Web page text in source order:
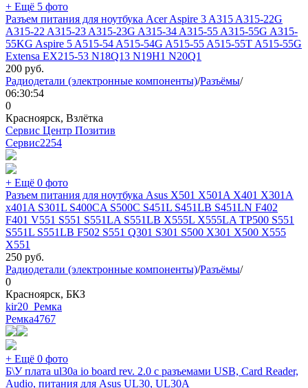
+ Ещё 5 фото
Разъем питания для ноутбука Acer Aspire 3 A315 A315-22G
A315-22 A315-23 A315-23G A315-34 A315-55 A315-55G A315-
55KG Aspire 5 A515-54 A515-54G A515-55 A515-55T A515-55G
Extensa EX215-53 N18Q13 N19H1 N20Q1
200 руб.
Радиодетали (электронные компоненты)/Разъёмы/
06:30:54
0
Красноярск, Взлётка
Сервис Центр Позитив
Сервис2254
+ Ещё 0 фото
Разъем питания для ноутбука Asus X501 X501A X401 X301A
x401A S301L S400CA S500C S451L S451LB S451LN F402
F401 V551 S551 S551LA S551LB X555L X555LA TP500 S551
S551L S551LB F502 S551 Q301 S301 S500 X301 X500 X555
X551
250 руб.
Радиодетали (электронные компоненты)/Разъёмы/
0
Красноярск, БКЗ
kir20_Ремка
Ремка4767
+ Ещё 0 фото
Б\У плата ul30a io board rev. 2.0 с разъемами USB, Card Reader,
Audio, питания для Asus UL30, UL30A